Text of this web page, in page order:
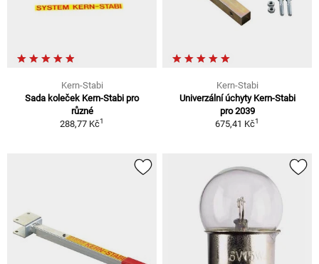
Kern-Stabi
Sada koleček Kern-Stabi pro
různé
288,77 Kč1
Kern-Stabi
Univerzální úchyty Kern-Stabi
pro 2039
675,41 Kč1